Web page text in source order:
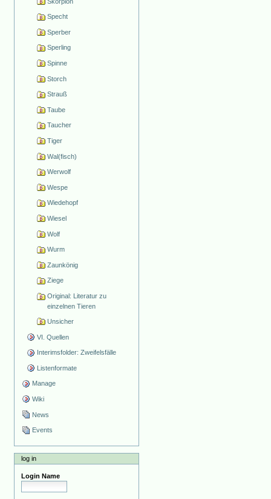
Specht
Sperber
Sperling
Spinne
Storch
Strauß
Taube
Taucher
Tiger
Wal(fisch)
Werwolf
Wespe
Wiedehopf
Wiesel
Wolf
Wurm
Zaunkönig
Ziege
Original: Literatur zu
einzelnen Tieren
Unsicher
VI. Quellen
Interimsfolder: Zweifelsfälle
Listenformate
Manage
Wiki
News
Events
log in
Login Name